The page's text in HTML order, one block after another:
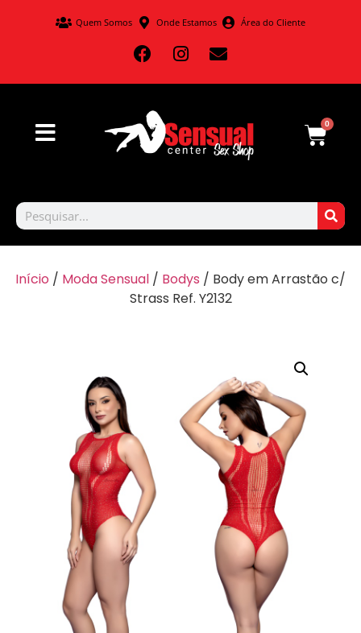
Quem Somos Onde Estamos Área do Cliente
0
Início / Moda Sensual / Bodys / Body em Arrastão c/
Strass Ref. Y2132